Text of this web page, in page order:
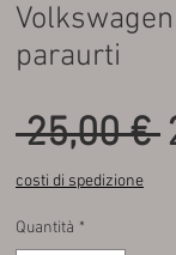
paraurti
25,00 €
costi di spedizione
Quantità *